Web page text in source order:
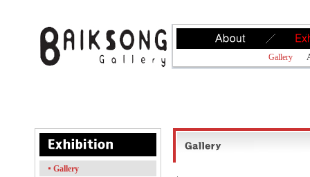
Gallery
Gallery